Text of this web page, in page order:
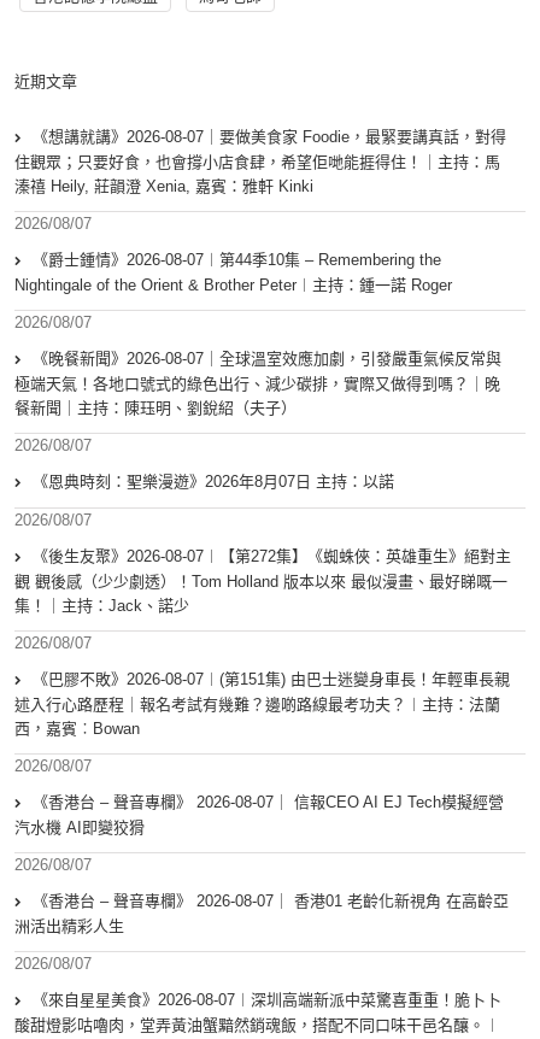
近期文章
《想講就講》2026-08-07｜要做美食家 Foodie，最緊要講真話，對得
住觀眾；只要好食，也會撐小店食肆，希望佢哋能捱得住！｜主持：馬
溱禧 Heily, 莊韻澄 Xenia, 嘉賓：雅軒 Kinki
2026/08/07
《爵士鍾情》2026-08-07︱第44季10集 – Remembering the
Nightingale of the Orient & Brother Peter︱主持：鍾一諾 Roger
2026/08/07
《晚餐新聞》2026-08-07｜全球溫室效應加劇，引發嚴重氣候反常與
極端天氣！各地口號式的綠色出行、減少碳排，實際又做得到嗎？｜晚
餐新聞｜主持：陳珏明、劉銳紹（夫子）
2026/08/07
《恩典時刻：聖樂漫遊》2026年8月07日 主持：以諾
2026/08/07
《後生友聚》2026-08-07︱【第272集】《蜘蛛俠：英雄重生》絕對主
觀 觀後感（少少劇透）！Tom Holland 版本以來 最似漫畫、最好睇嘅一
集！｜主持：Jack、諾少
2026/08/07
《巴膠不敗》2026-08-07︱(第151集) 由巴士迷變身車長！年輕車長親
述入行心路歷程｜報名考試有幾難？邊啲路線最考功夫？︱主持：法蘭
西，嘉賓︰Bowan
2026/08/07
《香港台 – 聲音專欄》 2026-08-07｜ 信報CEO AI EJ Tech模擬經營
汽水機 AI即變狡猾
2026/08/07
《香港台 – 聲音專欄》 2026-08-07｜ 香港01 老齡化新視角 在高齡亞
洲活出精彩人生
2026/08/07
《來自星星美食》2026-08-07︱深圳高端新派中菜驚喜重重！脆卜卜
酸甜燈影咕嚕肉，堂弄黃油蟹黯然銷魂飯，搭配不同口味干邑名釀。︱